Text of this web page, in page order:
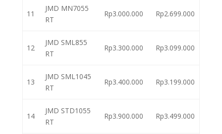
11
JMD MN7055
RT
Rp3.000.000 Rp2.699.000
12
JMD SML855
RT
Rp3.300.000 Rp3.099.000
13
JMD SML1045
RT
Rp3.400.000 Rp3.199.000
14
JMD STD1055
RT
Rp3.900.000 Rp3.499.000